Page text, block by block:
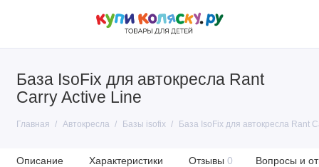
База IsoFix для автокресла Rant
Carry Active Line
Главная Автокресла Базы isofix База IsoFix для автокресла Rant
Описание Характеристики Отзывы 0 Вопросы и